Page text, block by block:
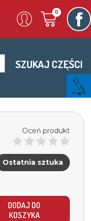
0
SZUKAJ CZĘŚCI
Oceń produkt
Ostatnia sztuka
DODAJ DO
KOSZYKA